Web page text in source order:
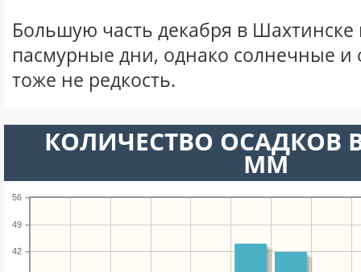
Большую часть декабря в
пасмурные дни, однако солнечные
тоже не редкость.
КОЛИЧЕСТВО ОСАДКОВ
ММ
42
49
56